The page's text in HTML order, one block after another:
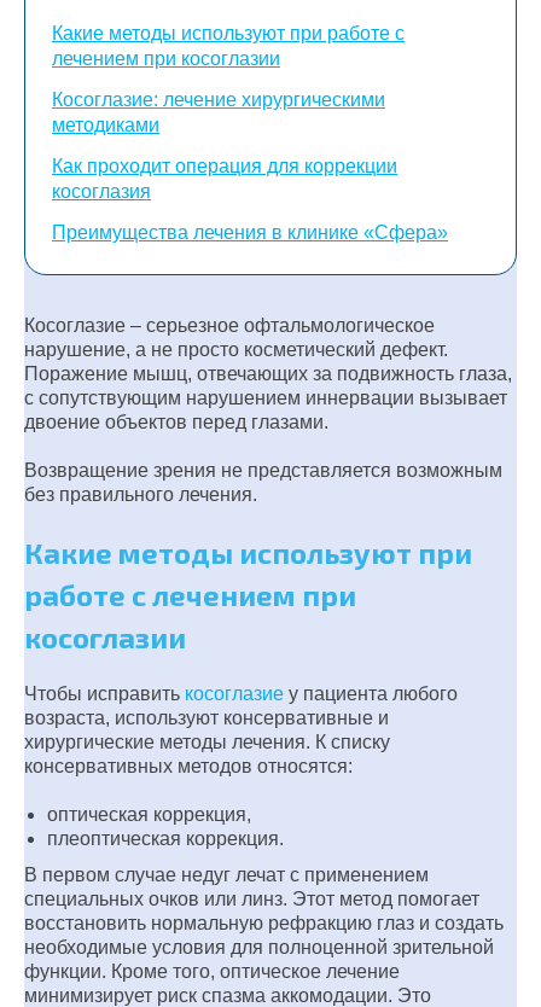
Какие методы используют при работе с
лечением при косоглазии
Косоглазие: лечение хирургическими
методиками
Как проходит операция для коррекции
косоглазия
Преимущества лечения в клинике «Сфера»
Косоглазие – серьезное офтальмологическое
нарушение, а не просто косметический дефект.
Поражение мышц, отвечающих за подвижность глаза,
с сопутствующим нарушением иннервации вызывает
двоение объектов перед глазами.
Возвращение зрения не представляется возможным
без правильного лечения.
Какие методы используют при
работе с лечением при
косоглазии
Чтобы исправить косоглазие у пациента любого
возраста, используют консервативные и
хирургические методы лечения. К списку
консервативных методов относятся:
оптическая коррекция,
плеоптическая коррекция.
В первом случае недуг лечат с применением
специальных очков или линз. Этот метод помогает
восстановить нормальную рефракцию глаз и создать
необходимые условия для полноценной зрительной
функции. Кроме того, оптическое лечение
минимизирует риск спазма аккомодации. Это